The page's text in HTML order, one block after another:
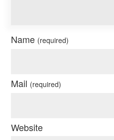
Name (required)
Mail (required)
Website